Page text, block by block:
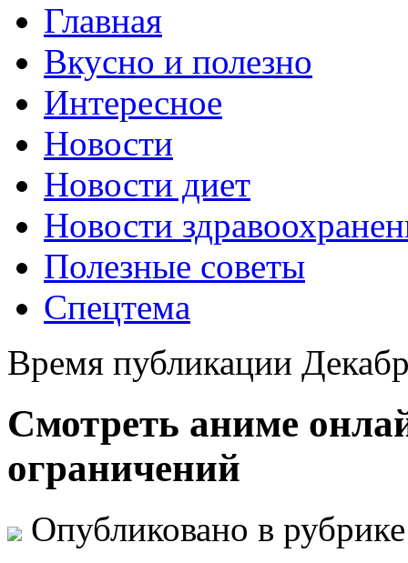
Главная
Вкусно и полезно
Интересное
Новости
Новости диет
Новости
Полезные советы
Спецтема
Время публикации
Смотреть аниме
ограничений
Опубликовано в